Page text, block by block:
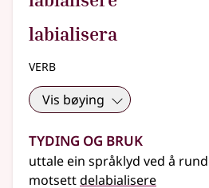
labialisera
verb
Vis bøying
Tyding og bruk
uttale ein språklyd ved å
motsettdelabialisere